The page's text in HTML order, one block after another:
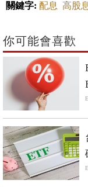
關鍵字: 配息 高股
你可能會喜歡